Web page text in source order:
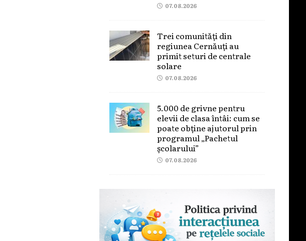
07.08.2026
Trei comunități din
regiunea Cernăuți au
primit seturi de centrale
solare
07.08.2026
5.000 de grivne pentru
elevii de clasa întâi: cum se
poate obține ajutorul prin
programul „Pachetul
școlarului”
07.08.2026